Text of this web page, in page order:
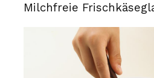
Milchfreie